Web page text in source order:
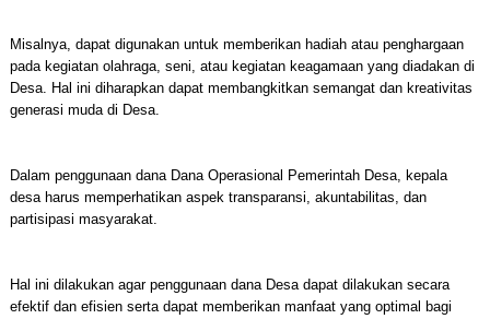
Misalnya, dapat digunakan untuk memberikan hadiah atau penghargaan
pada kegiatan olahraga, seni, atau kegiatan keagamaan yang diadakan di
Desa. Hal ini diharapkan dapat membangkitkan semangat dan kreativitas
generasi muda di Desa.
Dalam penggunaan dana Dana Operasional Pemerintah Desa, kepala
desa harus memperhatikan aspek transparansi, akuntabilitas, dan
partisipasi masyarakat.
Hal ini dilakukan agar penggunaan dana Desa dapat dilakukan secara
efektif dan efisien serta dapat memberikan manfaat yang optimal bagi